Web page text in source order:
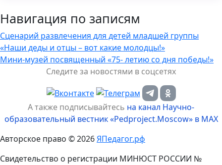
Навигация по записям
Сценарий развлечения для детей младшей группы
«Наши деды и отцы – вот какие молодцы!»
Мини-музей посвященный «75- летию со дня победы!»
Следите за новостями в соцсетях
А также подписывайтесь на канал Научно-
образовательный вестник «Pedproject.Moscow» в MAX
Авторское право © 2026ЯПедагог.рф
Свидетельство о регистрации МИНЮСТ РОССИИ №